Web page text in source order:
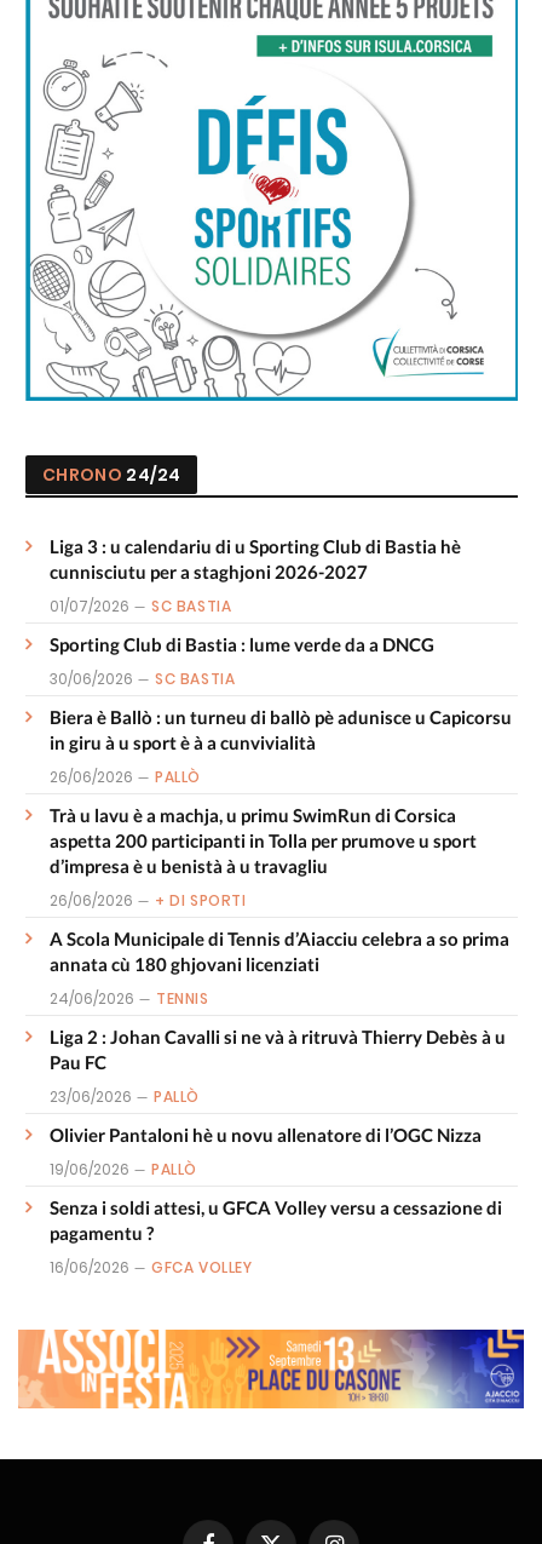
CHRONO 24/24
Liga 3 : u calendariu di u Sporting Club di Bastia hè
cunnisciutu per a staghjoni 2026-2027
01/07/2026 SC BASTIA
Sporting Club di Bastia : lume verde da a DNCG
30/06/2026 SC BASTIA
Biera è Ballò : un turneu di ballò pè adunisce u Capicorsu
in giru à u sport è à a cunvivialità
26/06/2026 PALLÒ
Trà u lavu è a machja, u primu SwimRun di Corsica
aspetta 200 participanti in Tolla per prumove u sport
d’impresa è u benistà à u travagliu
26/06/2026 + DI SPORTI
A Scola Municipale di Tennis d’Aiacciu celebra a so prima
annata cù 180 ghjovani licenziati
24/06/2026 TENNIS
Liga 2 : Johan Cavalli si ne và à ritruvà Thierry Debès à u
Pau FC
23/06/2026 PALLÒ
Olivier Pantaloni hè u novu allenatore di l’OGC Nizza
19/06/2026 PALLÒ
Senza i soldi attesi, u GFCA Volley versu a cessazione di
pagamentu ?
16/06/2026 GFCA VOLLEY